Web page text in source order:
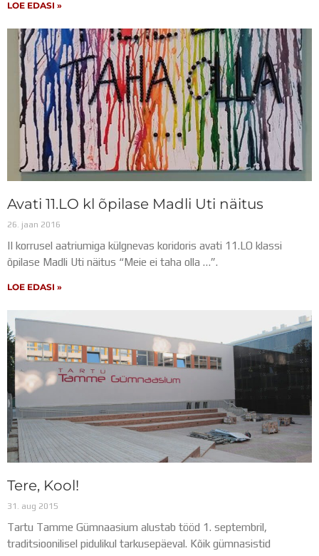
LOE EDASI »
Avati 11.LO kl õpilase Madli Uti näitus
26. jaan 2016
II korrusel aatriumiga külgnevas koridoris avati 11.LO klassi
õpilase Madli Uti näitus “Meie ei taha olla …”.
LOE EDASI »
Tere, Kool!
31. aug 2015
Tartu Tamme Gümnaasium alustab tööd 1. septembril,
traditsioonilisel pidulikul tarkusepäeval. Kõik gümnasistid